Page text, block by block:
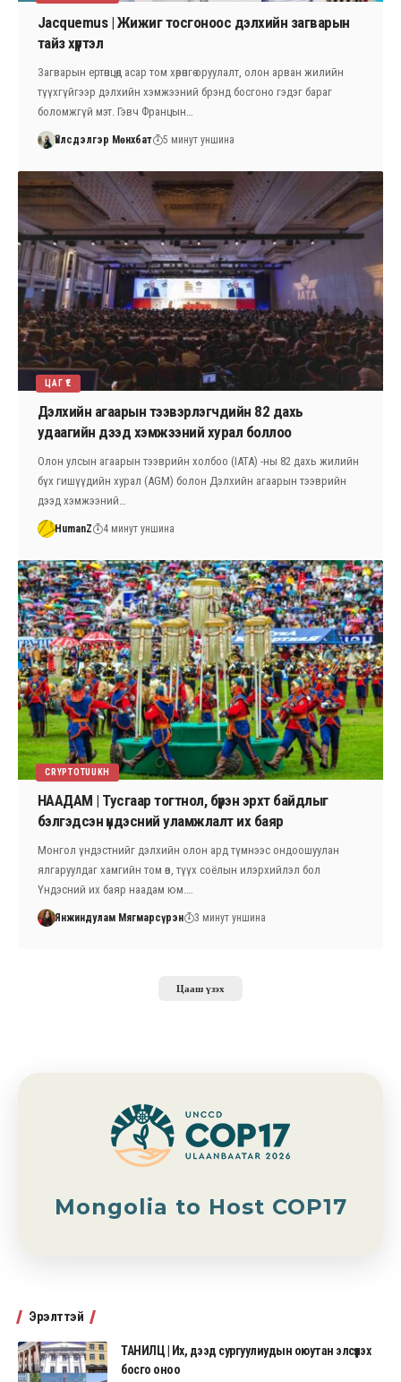
Jacquemus | Жижиг тосгоноос дэлхийн загварын
тайз хүртэл
Загварын ертөнцөд асар том хөрөнгө оруулалт, олон арван жилийн
түүхгүйгээр дэлхийн хэмжээний брэнд босгоно гэдэг бараг
боломжгүй мэт. Гэвч Францын…
Үйлсдэлгэр Мөнхбат 5 минут уншина
ЦАГ ҮЕ
Дэлхийн агаарын тээвэрлэгчдийн 82 дахь
удаагийн дээд хэмжээний хурал боллоо
Олон улсын агаарын тээврийн холбоо (IATA) -ны 82 дахь жилийн
бүх гишүүдийн хурал (AGM) болон Дэлхийн агаарын тээврийн
дээд хэмжээний…
HumanZ 4 минут уншина
CRYPTOTUUKH
НААДАМ | Тусгаар тогтнол, бүрэн эрхт байдлыг
бэлгэдсэн үндэсний уламжлалт их баяр
Монгол үндэстнийг дэлхийн олон ард түмнээс ондоошуулан
ялгаруулдаг хамгийн том өв, түүх соёлын илэрхийлэл бол
Үндэсний их баяр наадам юм.…
Янжиндулам Мягмарсүрэн 3 минут уншина
Цааш үзэх
Mongolia to Host COP17
Эрэлттэй
ТАНИЛЦ | Их, дээд сургуулиудын оюутан элсүүлэх
босго оноо